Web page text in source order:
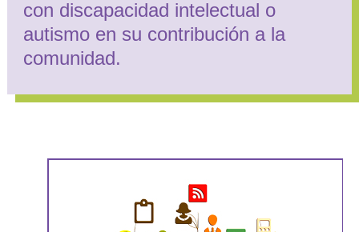
con discapacidad intelectual o
autismo en su contribución a la
comunidad.